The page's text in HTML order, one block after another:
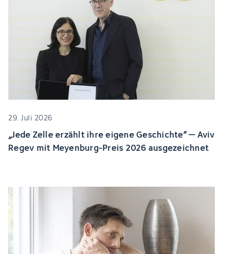
29. Juli 2026
„Jede Zelle erzählt ihre eigene Geschichte“ – Aviv
Regev mit Meyenburg-Preis 2026 ausgezeichnet